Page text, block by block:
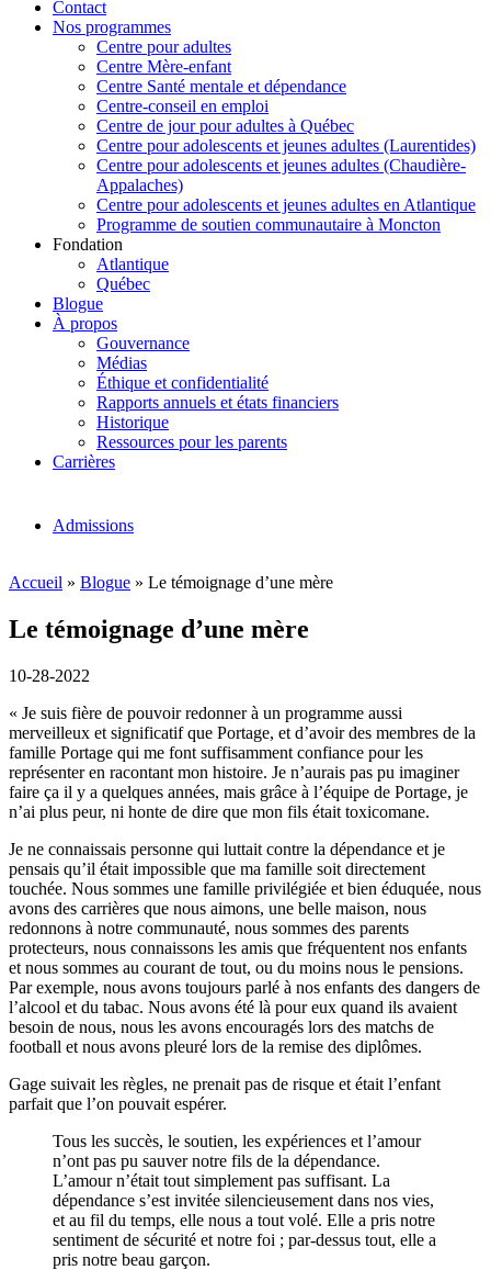
Contact
Nos programmes
Centre pour adultes
Centre Mère-enfant
Centre Santé mentale et dépendance
Centre-conseil en emploi
Centre de jour pour adultes à Québec
Centre pour adolescents et jeunes adultes (Laurentides)
Centre pour adolescents et jeunes adultes (Chaudière-
Appalaches)
Centre pour adolescents et jeunes adultes en Atlantique
Programme de soutien communautaire à Moncton
Fondation
Atlantique
Québec
Blogue
À propos
Gouvernance
Médias
Éthique et confidentialité
Rapports annuels et états financiers
Historique
Ressources pour les parents
Carrières
Admissions
Accueil » Blogue » Le témoignage d’une mère
Le témoignage d’une mère
10-28-2022
« Je suis fière de pouvoir redonner à un programme aussi
merveilleux et significatif que Portage, et d’avoir des membres de la
famille Portage qui me font suffisamment confiance pour les
représenter en racontant mon histoire. Je n’aurais pas pu imaginer
faire ça il y a quelques années, mais grâce à l’équipe de Portage, je
n’ai plus peur, ni honte de dire que mon fils était toxicomane.
Je ne connaissais personne qui luttait contre la dépendance et je
pensais qu’il était impossible que ma famille soit directement
touchée. Nous sommes une famille privilégiée et bien éduquée, nous
avons des carrières que nous aimons, une belle maison, nous
redonnons à notre communauté, nous sommes des parents
protecteurs, nous connaissons les amis que fréquentent nos enfants
et nous sommes au courant de tout, ou du moins nous le pensions.
Par exemple, nous avons toujours parlé à nos enfants des dangers de
l’alcool et du tabac. Nous avons été là pour eux quand ils avaient
besoin de nous, nous les avons encouragés lors des matchs de
football et nous avons pleuré lors de la remise des diplômes.
Gage suivait les règles, ne prenait pas de risque et était l’enfant
parfait que l’on pouvait espérer.
Tous les succès, le soutien, les expériences et l’amour
n’ont pas pu sauver notre fils de la dépendance.
L’amour n’était tout simplement pas suffisant. La
dépendance s’est invitée silencieusement dans nos vies,
et au fil du temps, elle nous a tout volé. Elle a pris notre
sentiment de sécurité et notre foi ; par-dessus tout, elle a
pris notre beau garçon.